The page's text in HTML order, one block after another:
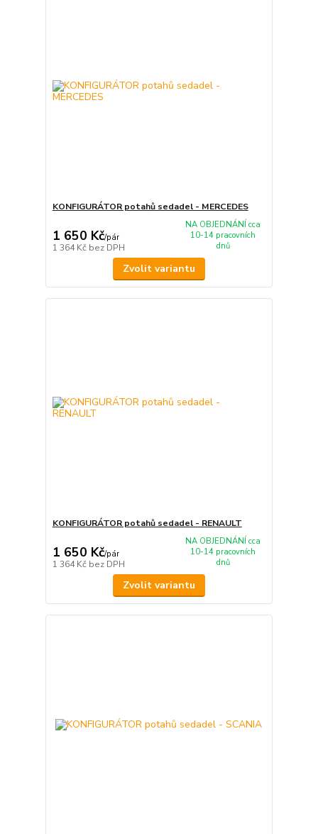
KONFIGURÁTOR potahů sedadel - MERCEDES
1 650 Kč/pár
1 364 Kč bez DPH
NA OBJEDNÁNÍ cca
10-14 pracovních
dnů
Zvolit variantu
KONFIGURÁTOR potahů sedadel - RENAULT
1 650 Kč/pár
1 364 Kč bez DPH
NA OBJEDNÁNÍ cca
10-14 pracovních
dnů
Zvolit variantu